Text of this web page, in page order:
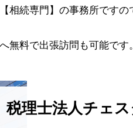
相続専門】の事務所です
無料で出張訪問も可能です。
税理士法人チェ